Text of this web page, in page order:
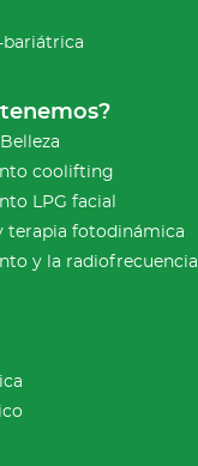
coolifting
LPG facial
terapia fotodinámica
y la radiofrecuencia